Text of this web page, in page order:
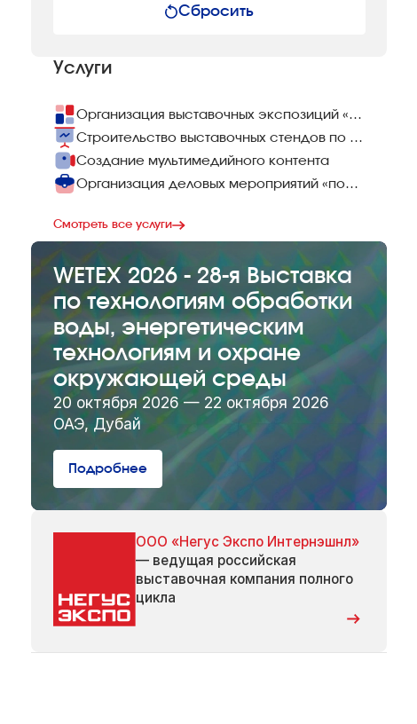
Сбросить
Услуги
Организация выставочных экспозиций «под ключ»
Строительство выставочных стендов по всему миру
Создание мультимедийного контента
Организация деловых мероприятий «под ключ»
Смотреть все услуги
WETEX 2026 - 28-я Выставка
по технологиям обработки
воды, энергетическим
технологиям и охране
окружающей среды
20 октября 2026 — 22 октября 2026
ОАЭ, Дубай
Подробнее
ООО «Негус Экспо Интернэшнл»
— ведущая российская
выставочная компания полного
цикла